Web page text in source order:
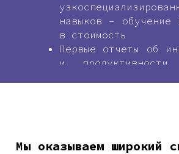
навыков – обучение
в стоимость
Первые отчеты об
и
Мы оказываем широкий